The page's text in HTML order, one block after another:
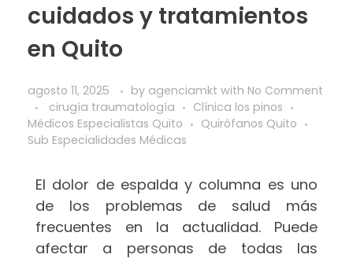
cuidados y tratamientos
en Quito
agosto 11, 2025 by agenciamkt with No Comment
cirugía traumatología
Clínica los pinos
Médicos Especialistas Quito
Quirófanos Quito
Sub Especialidades Médicas
El dolor de espalda y columna es uno
de los problemas de salud más
frecuentes en la actualidad. Puede
afectar a personas de todas las